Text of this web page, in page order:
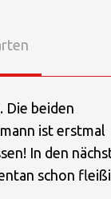
Die beiden
ist erstmal
In den
schon